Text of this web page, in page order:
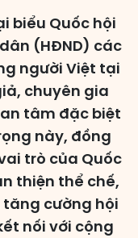
biểu Quốc hội
(HĐND) các
người Việt tại
chuyên gia
tâm đặc biệt
này, đồng
trò của Quốc
thiện thể chế,
cường hội
nối với cộng